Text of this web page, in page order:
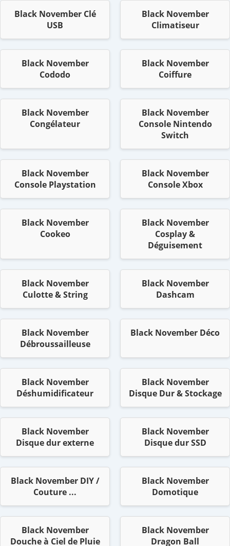
Black November Clé
USB
Black November
Climatiseur
Black November
Cododo
Black November
Coiffure
Black November
Congélateur
Black November
Console Nintendo
Switch
Black November
Console Playstation
Black November
Console Xbox
Black November
Cookeo
Black November
Cosplay &
Déguisement
Black November
Culotte & String
Black November
Dashcam
Black November
Débroussailleuse
Black November Déco
Black November
Déshumidificateur
Black November
Disque Dur & Stockage
Black November
Disque dur externe
Black November
Disque dur SSD
Black November DIY /
Couture ...
Black November
Domotique
Black November
Douche à Ciel de Pluie
Black November
Dragon Ball